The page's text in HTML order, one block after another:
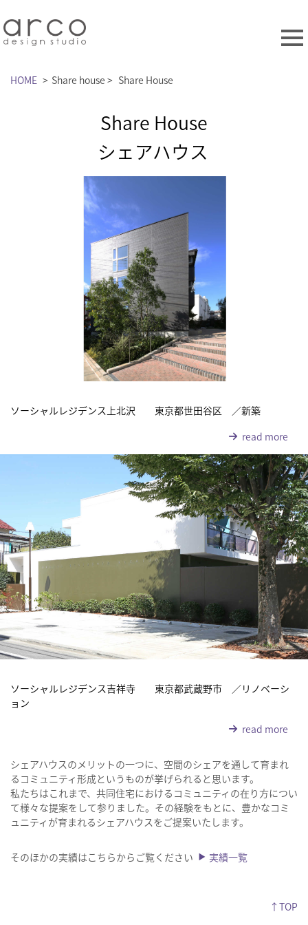
HOME > Share house > Share House
Share House
シェアハウス
ソーシャルレジデンス上北沢 東京都世田谷区 ／新築
read more
ソーシャルレジデンス吉祥寺 東京都武蔵野市 ／リノベーシ
ョン
read more
シェアハウスのメリットの一つに、空間のシェアを通して育まれ
るコミュニティ形成というものが挙げられると思います。
私たちはこれまで、共同住宅におけるコミュニティの在り方につい
て様々な提案をして参りました。その経験をもとに、豊かなコミ
ュニティが育まれるシェアハウスをご提案いたします。
そのほかの実績はこちらからご覧ください 実績一覧
↑TOP